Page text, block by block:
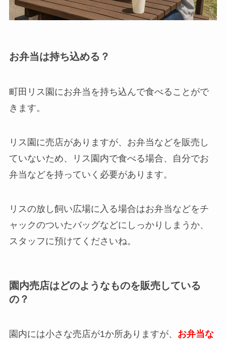
お弁当は持ち込める？
町田リス園にお弁当を持ち込んで食べることがで
きます。
リス園に売店がありますが、お弁当などを販売し
ていないため、
リス園内で食べる場合、自分でお
弁当などを持っていく必要があります。
リスの放し飼い広場に入る場合はお弁当などをチ
ャックのついたバッグなどにしっかりしまうか、
スタッフに預けてくださいね。
園内売店はどのようなものを販売している
の？
園内には小さな売店が1か所ありますが、 お弁当な